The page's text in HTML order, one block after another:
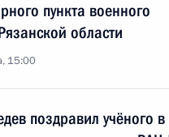
пункта военного
области
15:00
поздравил учёного в